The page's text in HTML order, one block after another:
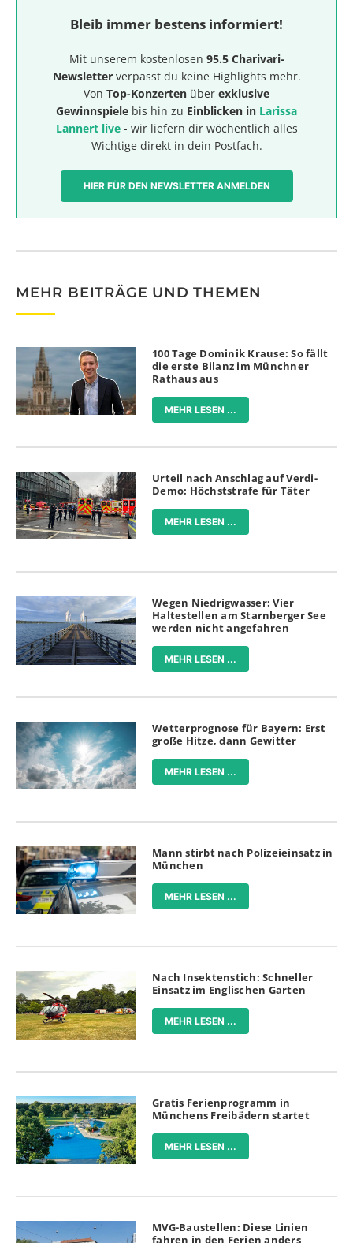
Bleib immer bestens informiert!
Mit unserem kostenlosen 95.5 Charivari-
Newsletterverpasst du keine Highlights mehr.
Von Top-Konzerten über exklusive
Gewinnspiele bis hin zu Einblicken in Larissa
Lannert live- wir liefern dir wöchentlich alles
Wichtige direkt in dein Postfach.
HIER FÜR DEN NEWSLETTER ANMELDEN
MEHR BEITRÄGE UND THEMEN
100 Tage Dominik Krause: So fällt
die erste Bilanz im Münchner
Rathaus aus
MEHR LESEN ...
Urteil nach Anschlag auf Verdi-
Demo: Höchststrafe für Täter
MEHR LESEN ...
Wegen Niedrigwasser: Vier
Haltestellen am Starnberger See
werden nicht angefahren
MEHR LESEN ...
Wetterprognose für Bayern: Erst
große Hitze, dann Gewitter
MEHR LESEN ...
Mann stirbt nach Polizeieinsatz in
München
MEHR LESEN ...
Nach Insektenstich: Schneller
Einsatz im Englischen Garten
MEHR LESEN ...
Gratis Ferienprogramm in
Münchens Freibädern startet
MEHR LESEN ...
MVG-Baustellen: Diese Linien
fahren in den Ferien anders